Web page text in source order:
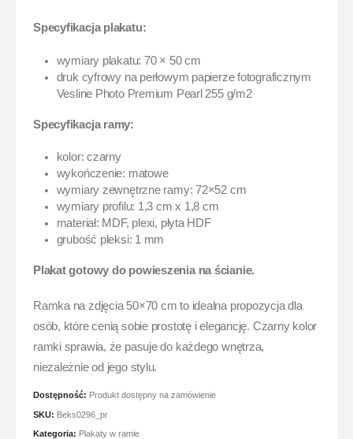
Specyfikacja plakatu:
wymiary plakatu: 70 × 50 cm
druk cyfrowy na perłowym papierze fotograficznym
Vesline Photo Premium Pearl 255 g/m2
Specyfikacja ramy:
kolor: czarny
wykończenie: matowe
wymiary zewnętrzne ramy: 72×52 cm
wymiary profilu: 1,3 cm x 1,8 cm
materiał: MDF, plexi, płyta HDF
grubość pleksi: 1 mm
Plakat gotowy do powieszenia na ścianie.
Ramka na zdjęcia 50×70 cm to idealna propozycja dla
osób, które cenią sobie prostotę i elegancję. Czarny kolor
ramki sprawia, że pasuje do każdego wnętrza,
niezależnie od jego stylu.
Dostępność: Produkt dostępny na zamówienie
SKU: Beks0296_pr
Kategoria: Plakaty w ramie